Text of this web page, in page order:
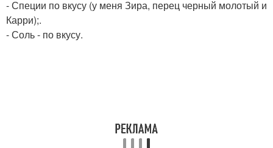
- Специи по вкусу (у меня Зира, перец черный молотый и
Карри);.
- Соль - по вкусу.